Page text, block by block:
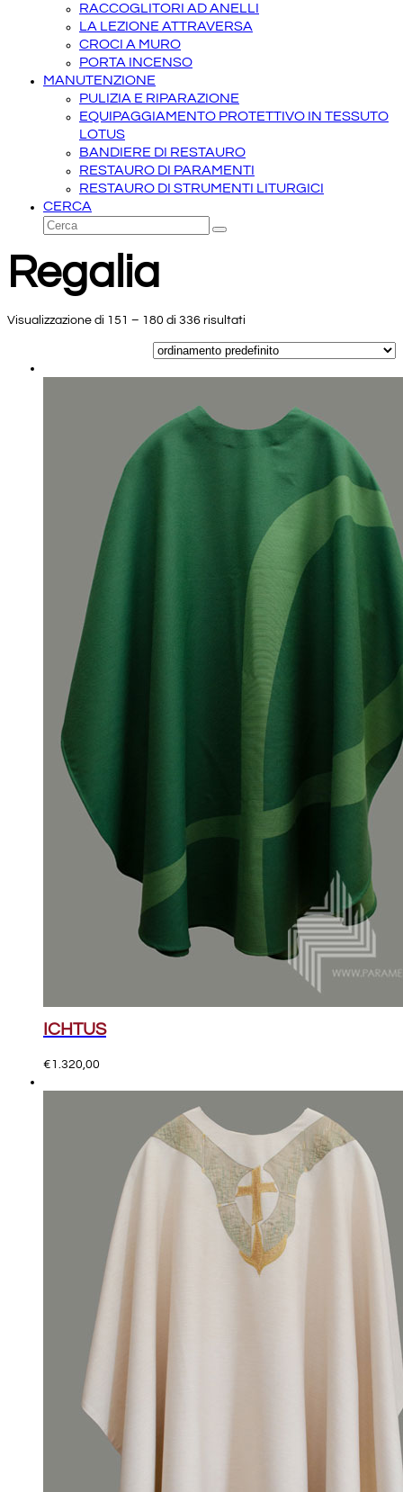
RACCOGLITORI AD ANELLI
LA LEZIONE ATTRAVERSA
CROCI A MURO
PORTA INCENSO
MANUTENZIONE
PULIZIA E RIPARAZIONE
EQUIPAGGIAMENTO PROTETTIVO IN TESSUTO
LOTUS
BANDIERE DI RESTAURO
RESTAURO DI PARAMENTI
RESTAURO DI STRUMENTI LITURGICI
CERCA
Cerca
Invia
Regalia
Visualizzazione di 151 – 180 di 336 risultati
ICHTUS
€1.320,00